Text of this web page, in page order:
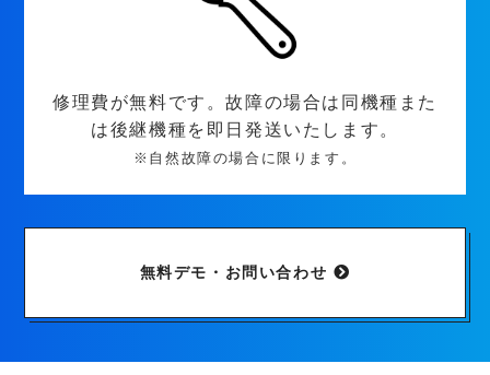
修理費が無料です。故障の場合は同機種また
は後継機種を即日発送いたします。
※自然故障の場合に限ります。
無料デモ・お問い合わせ